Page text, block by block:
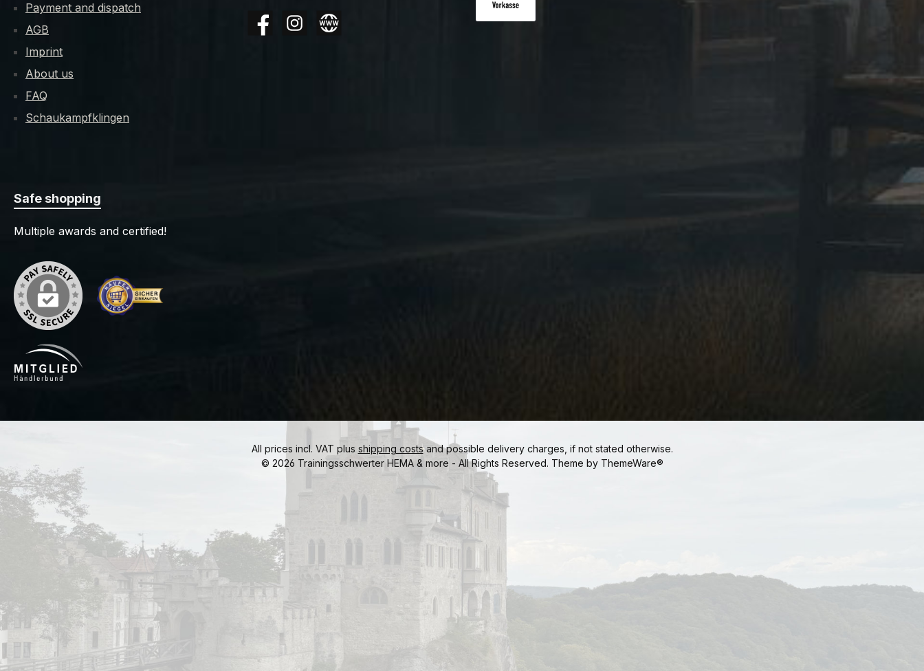
Payment and dispatch
AGB
Imprint
About us
FAQ
Schaukampfklingen
FacebookInstagramWebsite
Safe shopping
Multiple awards and certified!
All prices incl. VAT plus shipping costsand possible delivery charges, if not stated otherwise.
© 2026 Trainingsschwerter HEMA & more - All Rights Reserved. Theme by ThemeWare®